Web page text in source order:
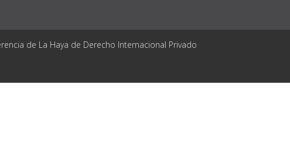
de La Haya de Derecho Internacional Privado